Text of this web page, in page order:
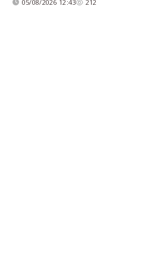
05/08/2026 12:43 212